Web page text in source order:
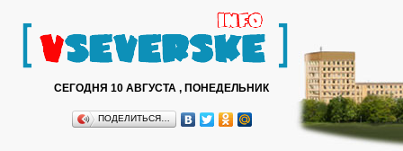
СЕГОДНЯ 10 АВГУСТА , ПОНЕДЕЛЬНИК
ПОДЕЛИТЬСЯ…